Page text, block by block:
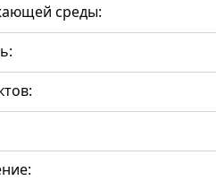
среды: